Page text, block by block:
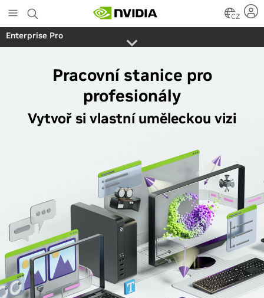
to
main
content
CZ
Enterprise Pro
Pracovní stanice pro
profesionály
Vytvoř si vlastní uměleckou vizi